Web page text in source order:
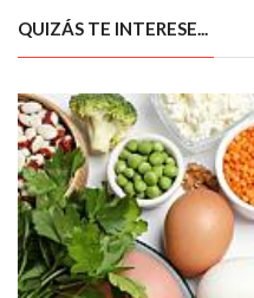
QUIZÁS TE INTERESE...